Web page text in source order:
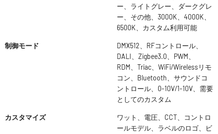
ー、ライトグレー、ダークグレ
ー、その他、3000K、4000K、
6500K、カスタム利用可能
制御モード
DMX512、RFコントロール、
DALI、Zigbee3.0、PWM、
RDM、Triac、WiFi/Wirelessリモ
コン、Bluetooth、サウンドコ
ントロール、0-10V/1-10V、需要
としてのカスタム
カスタマイズ
ワット、電圧、CCT、コントロ
ールモデル、ラベルのロゴ、ビ